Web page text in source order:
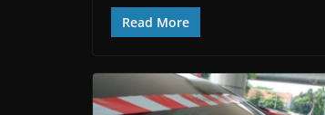
Read More